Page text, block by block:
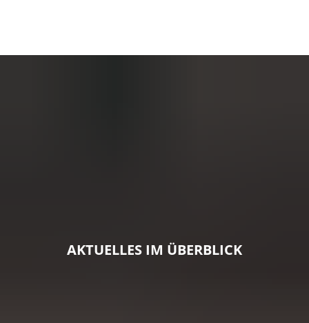
AKTUELLES IM ÜBERBLICK